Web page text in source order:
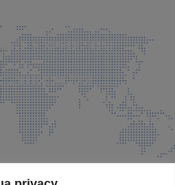
E SPEDIZIONI
Grassobbio (BG)
MAP